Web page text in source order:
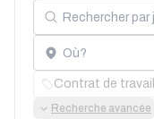
Localisation
Contrat de travail
Recherche avancée